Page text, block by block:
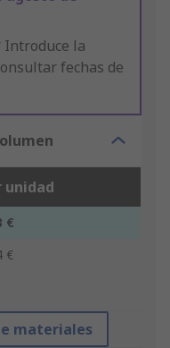
Introduce la
fechas de
unidad
€
€
materiales